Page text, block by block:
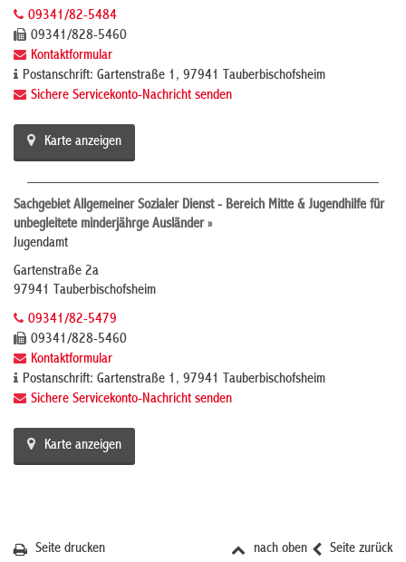
09341/82-5484
09341/828-5460
Kontaktformular
Postanschrift: Gartenstraße 1, 97941 Tauberbischofsheim
Sichere Servicekonto-Nachricht senden
Karte anzeigen
Sachgebiet Allgemeiner Sozialer Dienst - Bereich Mitte & Jugendhilfe für
unbegleitete minderjährge Ausländer »
Jugendamt
Gartenstraße 2a
97941 Tauberbischofsheim
09341/82-5479
09341/828-5460
Kontaktformular
Postanschrift: Gartenstraße 1, 97941 Tauberbischofsheim
Sichere Servicekonto-Nachricht senden
Karte anzeigen
Seite zurück
nach oben
Seite drucken